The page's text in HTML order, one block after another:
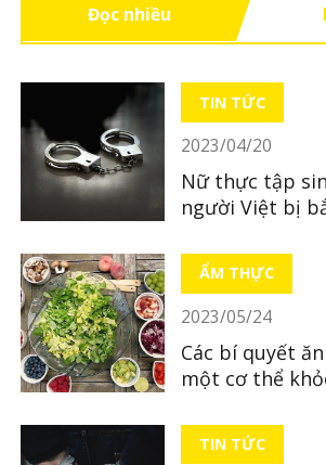
Đọc nhiều
TIN TỨC
2023/04/20
Nữ thực tập
người Việt bị
ẨM THỰC
2023/05/24
Các bí quyết
một cơ thể
TIN TỨC